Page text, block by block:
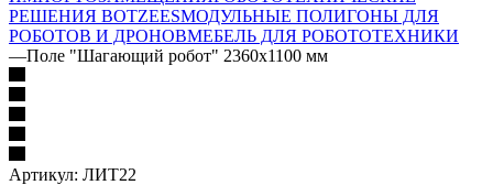
РЕШЕНИЯ BOTZEESМОДУЛЬНЫЕ ПОЛИГОНЫ ДЛЯ
РОБОТОВ И ДРОНОВМЕБЕЛЬ ДЛЯ РОБОТОТЕХНИКИ
—Поле "Шагающий робот" 2360х1100 мм
Артикул: ЛИТ22